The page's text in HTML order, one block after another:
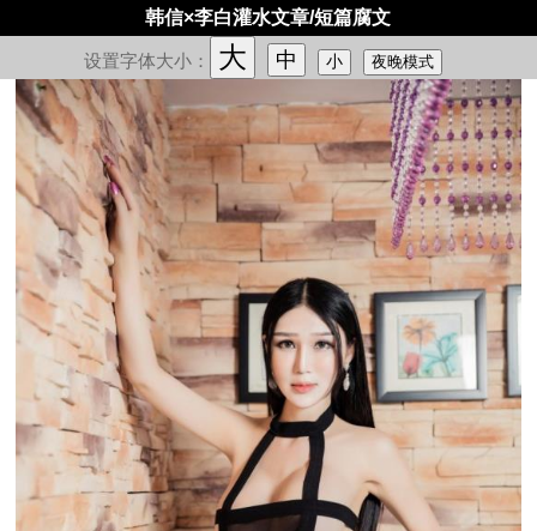
韩信×李白灌水文章/短篇腐文
设置字体大小： 大 中 小 夜晚模式